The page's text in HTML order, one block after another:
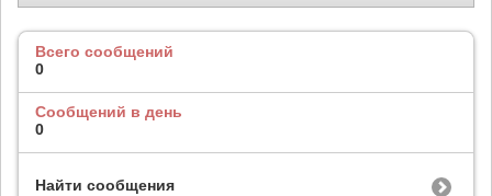
Всего сообщений
0
Сообщений в день
0
Найти сообщения